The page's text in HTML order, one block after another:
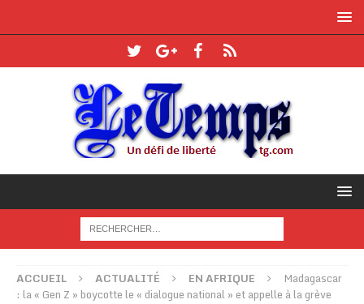
ACCUEIL ACTUALITÉ EN AFRIQUE
Madagascar
: la « Gen Z » boycotte le « dialogue national » et appelle à la grève